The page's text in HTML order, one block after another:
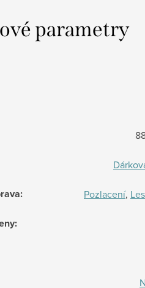
parametry
: Pozlacení,
: